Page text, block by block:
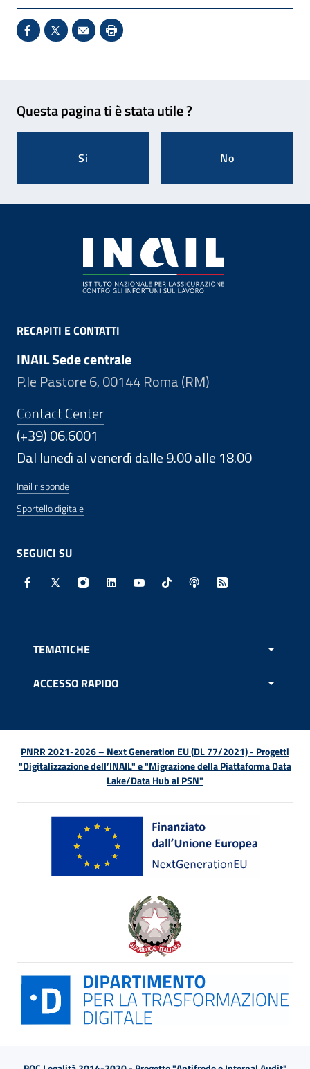
Condividi su Facebook - Sito esterno - Apertura in
X - Sito esterno - Apertura in nuova finestra
Invio Mail: apre il programma di posta
Stampa pagina: scelta meno
Questa pagina ti è stata utile ?
Si No
RECAPITI E CONTATTI
INAIL Sede centrale
P.le Pastore 6, 00144 Roma (RM)
Contact Center
(+39) 06.6001
Dal lunedì al venerdì dalle 9.00 alle 18.00
Inail risponde
Sportello digitale
SEGUICI SU
Facebook - Sito esterno - Apertura in nuova finestra
X - Sito esterno - Apertura in nuova finestra
Instagram - Sito esterno - Apertura in
Linkedin - Sito esterno - Apertura in
Youtube - Sito esterno -
TikTok - Sito esterno -
Spreaker - Sito
Feed RSS -
TEMATICHE
ACCESSO RAPIDO
PNRR 2021-2026 – Next Generation EU (DL 77/2021) - Progetti
"Digitalizzazione dell’INAIL" e "Migrazione della Piattaforma Data
Lake/Data Hub al PSN"